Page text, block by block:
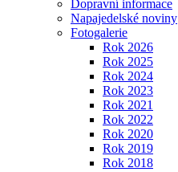
Dopravní informace
Napajedelské noviny
Fotogalerie
Rok 2026
Rok 2025
Rok 2024
Rok 2023
Rok 2021
Rok 2022
Rok 2020
Rok 2019
Rok 2018